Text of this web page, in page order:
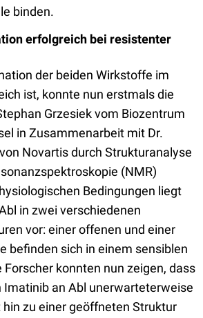
binden.
erfolgreich bei resistenter
der beiden Wirkstoffe im
ist, konnte nun erstmals die
Grzesiek vom Biozentrum
in Zusammenarbeit mit Dr.
Novartis durch Strukturanalyse
(NMR)
Bedingungen liegt
in zwei verschiedenen
vor: einer offenen und einer
befinden sich in einem sensiblen
Forscher konnten nun zeigen, dass
Imatinib an Abl unerwarteterweise
zu einer geöffneten Struktur